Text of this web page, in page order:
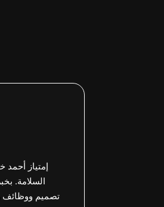
إمتياز
السلامة.
تصميم ووظائف